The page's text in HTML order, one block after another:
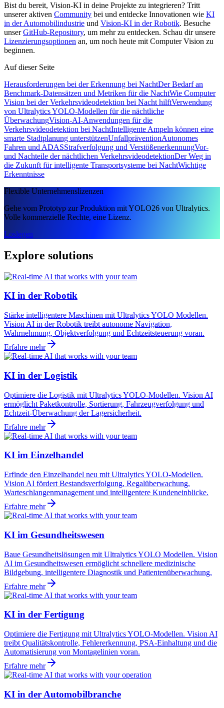
Bist du bereit, Vision-KI in deine Projekte zu integrieren? Tritt
unserer aktiven Community bei und entdecke Innovationen wie KI
in der Automobilindustrie und Vision-KI in der Robotik. Besuche
unserGitHub-Repository, um mehr zu entdecken. Schau dir unsere
Lizenzierungsoptionen an, um noch heute mit Computer Vision zu
beginnen.
Auf dieser Seite
Herausforderungen bei der Erkennung bei NachtDer Bedarf an
Benchmark-Datensätzen und Metriken für die NachtWie Computer
Vision bei der Verkehrsvideodetektion bei Nacht hilftVerwendung
von Ultralytics YOLO-Modellen für die nächtliche
ÜberwachungVision-AI-Anwendungen für die
Verkehrsvideodetektion bei NachtIntelligente Ampeln können eine
smarte Stadtplanung unterstützenUnfallpräventionAutonomes
Fahren und ADASStrafverfolgung und VerstößenerkennungVor-
und Nachteile der nächtlichen VerkehrsvideodetektionDer Weg in
die Zukunft für intelligente Transportsysteme bei NachtWichtige
Erkenntnisse
Flexible Unternehmenslizenzen
Gehe vom Prototyp zur Produktion mit YOLO26 von Ultralytics.
Volle kommerzielle Rechte, eine Lizenz.
Loslegen
Explore solutions
KI in der Robotik
Stärke intelligentere Maschinen mit Ultralytics YOLO Modellen.
Vision AI in der Robotik treibt autonome Navigation,
Wahrnehmung, Objektverfolgung und Echtzeitsteuerung voran.
Erfahre mehr
KI in der Logistik
Optimiere die Logistik mit Ultralytics YOLO-Modellen. Vision AI
ermöglicht Paketkontrolle, Sortierung, Fahrzeugverfolgung und
Echtzeit-Überwachung der Lagersicherheit.
Erfahre mehr
KI im Einzelhandel
Erfinde den Einzelhandel neu mit Ultralytics YOLO-Modellen.
Vision AI fördert Bestandsverfolgung, Regalüberwachung,
Warteschlangenmanagement und intelligentere Kundeneinblicke.
Erfahre mehr
KI im Gesundheitswesen
Baue Gesundheitslösungen mit Ultralytics YOLO Modellen. Vision
AI im Gesundheitswesen ermöglicht schnellere medizinische
Bildgebung, intelligentere Diagnostik und Patientenüberwachung.
Erfahre mehr
KI in der Fertigung
Optimiere die Fertigung mit Ultralytics YOLO-Modellen. Vision AI
treibt Qualitätskontrolle, Fehlererkennung, PSA-Einhaltung und die
Automatisierung von Montagelinien voran.
Erfahre mehr
KI in der Automobilbranche